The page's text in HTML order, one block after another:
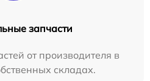
запчасти
от производителя в
складах.